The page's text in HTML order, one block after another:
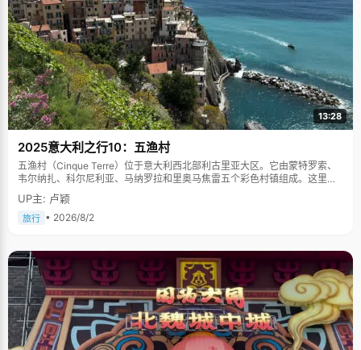
13:28
2025意大利之行10：五渔村
五渔村（Cinque Terre）位于意大利西北部利古里亚大区。它由蒙特罗索、
韦尔纳扎、科尔尼利亚、马纳罗拉和里奥马焦雷五个彩色村镇组成。这里依
山傍海，房屋色彩斑斓，1997年被列为世界文化遗产。
UP主: 卢颖
旅行 • 2026/8/2